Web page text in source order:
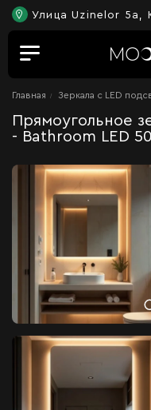
Улица Uzinelor 5a,
Главная Зеркала c LED
Прямоугольное
- Bathroom LED